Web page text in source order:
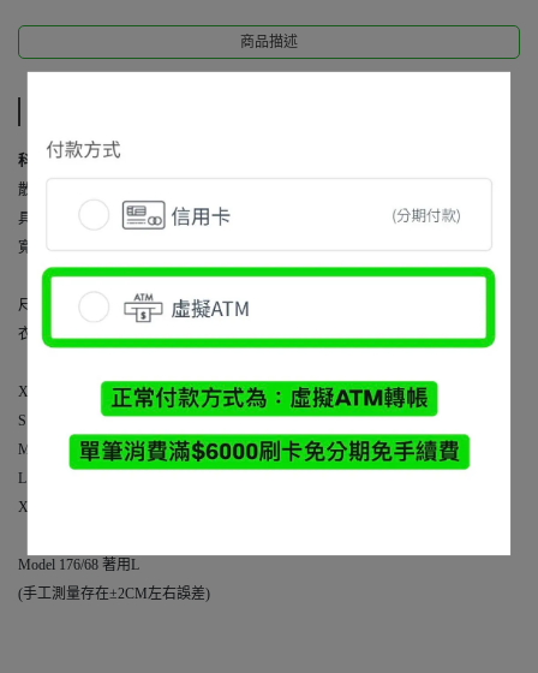
商品描述
科技面料T恤 ：面料使用COOLMAX與SORONA纖維結合，時刻乾爽舒適，擴
散濕氣使身體保持涼爽
具備良好的回彈性、抗磨擦性等。克重230克，厚度適中，左袖標語印花細節，
寬鬆剪裁。
尺寸數據 (CM)
衣長 / 肩寬 / 胸圍 / 袖長
XS：70 / 58 / 120 / 20
S：72 / 60 / 124 / 21
M：74 / 61 / 126 / 22
L：76 / 63 / 130 / 23
XL：78 / 64 / 134 / 24
Model 176/68 著用L
(手工測量存在±2CM左右誤差)